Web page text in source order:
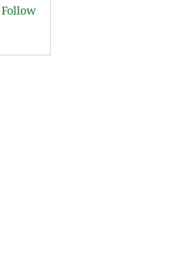
Follow